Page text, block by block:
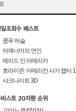
쿵푸 허슬
어깨너머의 연인
메이드 인 아메리카
호라이즌: 아메리칸 사가 챕터 1
샤크나이트 3D